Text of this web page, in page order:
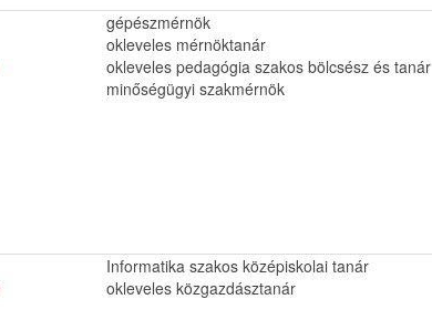
gépészmérnök
okleveles mérnöktanár
okleveles pedagógia szakos bölcsész és tanár
minőségügyi szakmérnök
Informatika szakos középiskolai tanár
okleveles közgazdásztanár